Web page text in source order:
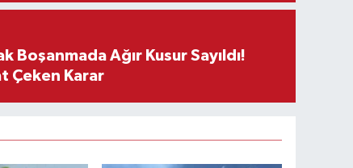
Boşanmada Ağır Kusur Sayıldı!
Çeken Karar